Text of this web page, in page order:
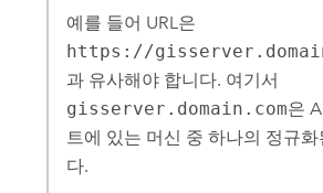
예를 들어 URL은
https://
과 유사해야 합니다. 여기서
gisserver.domain.com은
트에 있는 머신 중 하나의 정규화
다.